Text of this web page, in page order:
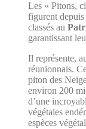
Les « Pitons,
figurent
classés au
garantissant
Il représente,
réunionnais.
piton des
environ 200
d’une
végétales
espèces